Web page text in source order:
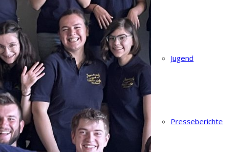
Jugend
Presseberichte